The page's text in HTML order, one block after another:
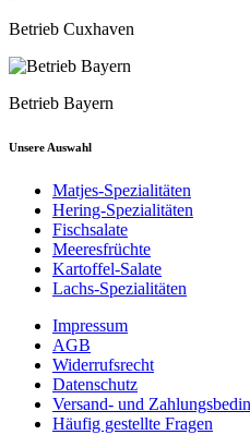
Betrieb Cuxhaven
Betrieb Bayern
Unsere Auswahl
Matjes-Spezialitäten
Hering-Spezialitäten
Fischsalate
Meeresfrüchte
Kartoffel-Salate
Lachs-Spezialitäten
Impressum
AGB
Widerrufsrecht
Datenschutz
Versand- und
Häufig gestellte Fragen